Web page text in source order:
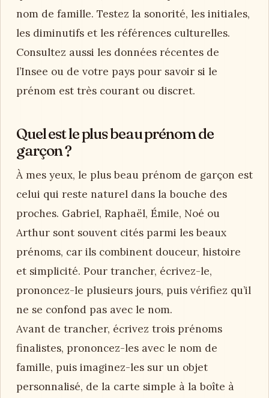
nom de famille. Testez la sonorité, les initiales,
les diminutifs et les références culturelles.
Consultez aussi les données récentes de
l’Insee ou de votre pays pour savoir si le
prénom est très courant ou discret.
Quel est le plus beau prénom de
garçon ?
À mes yeux, le plus beau prénom de garçon est
celui qui reste naturel dans la bouche des
proches. Gabriel, Raphaël, Émile, Noé ou
Arthur sont souvent cités parmi les beaux
prénoms, car ils combinent douceur, histoire
et simplicité. Pour trancher, écrivez-le,
prononcez-le plusieurs jours, puis vérifiez qu’il
ne se confond pas avec le nom.
Avant de trancher, écrivez trois prénoms
finalistes, prononcez-les avec le nom de
famille, puis imaginez-les sur un objet
personnalisé, de la carte simple à la boîte à